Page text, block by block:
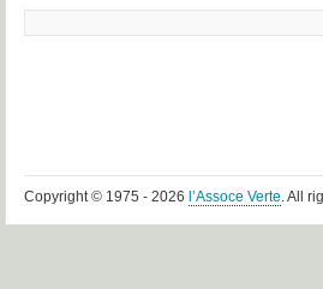
Copyright © 1975 - 2026 l’Assoce Verte. All